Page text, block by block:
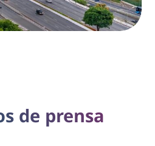
de prensa